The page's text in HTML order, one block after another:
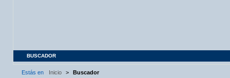
BUSCADOR
Estás en Inicio > Buscador